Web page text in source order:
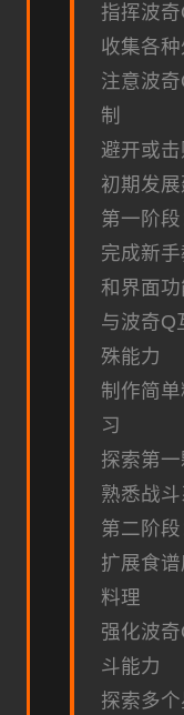
指挥波
收集各
注意波
制
避开或
初期发展
第一阶
完成新
和界面功
与波奇Q
殊能力
制作简
习
探索第一
熟悉战
第二阶
扩展食
料理
强化波
斗能力
探索多